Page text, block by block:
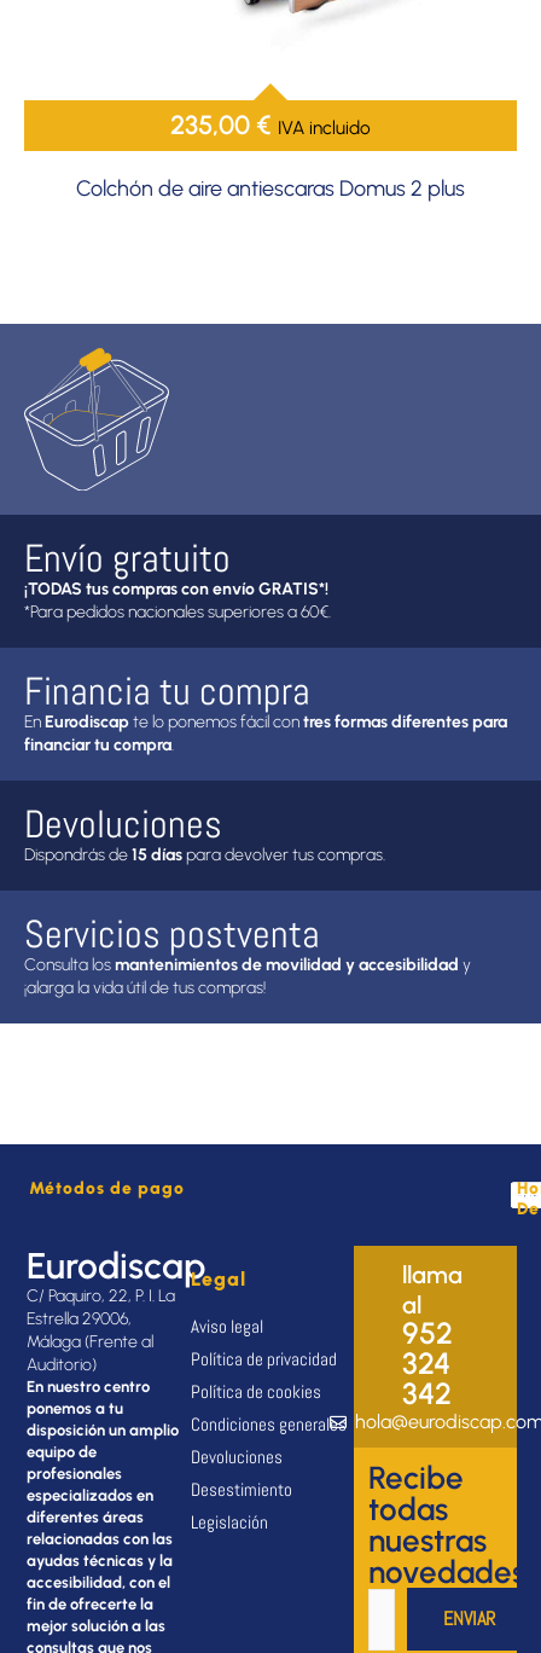
235,00€ IVA incluido
Colchón de aire antiescaras Domus 2 plus
Envío gratuito
¡TODAS tus compras con envío GRATIS*!
*Para pedidos nacionales superiores a 60€.
Financia tu compra
EnEurodiscapte lo ponemos fácil contres formas diferentes para
financiar tu compra.
Devoluciones
Dispondrás de15 díaspara devolver tus compras.
Servicios postventa
Consulta losmantenimientos de movilidad y accesibilidad y
¡alarga la vida útil de tus compras!
Métodos de pago
Eurodiscap
C/ Paquiro, 22, P. I. La
Estrella 29006,
Málaga (Frente al
Auditorio)
En nuestro centro
ponemos a tu
disposición un amplio
equipo de
profesionales
especializados en
diferentes áreas
relacionadas con las
ayudas técnicas y la
accesibilidad, con el
fin de ofrecerte la
mejor solución a las
consultas que nos
Legal
Aviso legal
Política de privacidad
Política de cookies
Condiciones generales
Devoluciones
Desestimiento
Legislación
llama
al
952
324
342
Recibe
todas
nuestras
novedades